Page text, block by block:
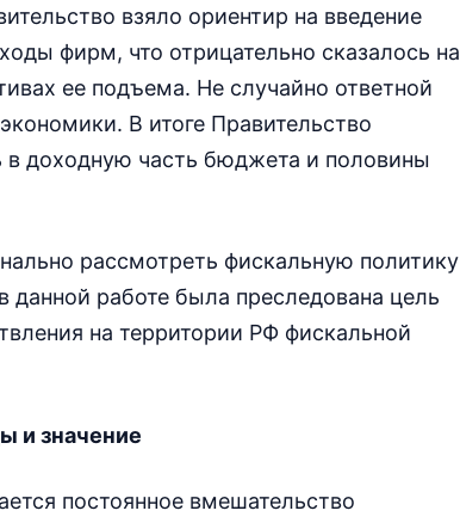
взяло ориентир на введение
фирм, что отрицательно сказалось на
ее подъема. Не случайно ответной
В итоге Правительство
в доходную часть бюджета и половины
рассмотреть фискальную политику
работе была преследована цель
на территории РФ фискальной
и значение
постоянное вмешательство